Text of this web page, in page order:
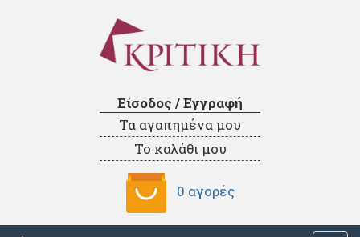
Είσοδος / Εγγραφή
Τα αγαπημένα μου
Το καλάθι μου
0 αγορές